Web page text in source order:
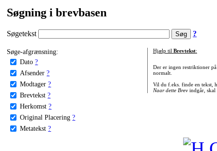
Søgning i brevbasen
Søgetekst ?
Søge-afgrænsning:
Dato ?
Afsender ?
Modtager ?
Brevtekst ?
Herkomst ?
Original Placering ?
Metatekst ?
Hjælp til Brevtekst:
Der er ingen restriktioner
normalt.
Vil du f.eks. finde en tekst,
Naar dette Brevindgår, skal